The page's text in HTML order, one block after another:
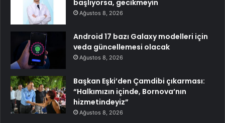
başlıyorsa, gecikmeyin
Ağustos 8, 2026
Android 17 bazı Galaxy modelleri için
veda güncellemesi olacak
Ağustos 8, 2026
Başkan Eşki’den Çamdibi çıkarması:
“Halkımızın içinde, Bornova’nın
hizmetindeyiz”
Ağustos 8, 2026